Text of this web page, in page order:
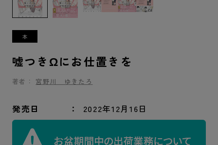
嘘つきΩにお仕置きを
著者： 宮野川 ゆきたろ
発売日 2022年12月16日